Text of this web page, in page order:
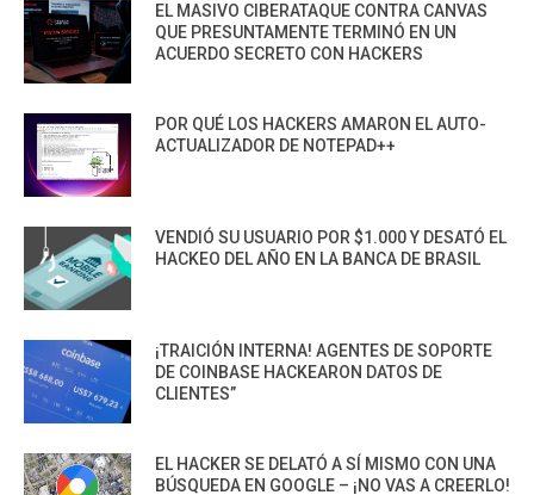
EL MASIVO CIBERATAQUE CONTRA CANVAS
QUE PRESUNTAMENTE TERMINÓ EN UN
ACUERDO SECRETO CON HACKERS
POR QUÉ LOS HACKERS AMARON EL AUTO-
ACTUALIZADOR DE NOTEPAD++
VENDIÓ SU USUARIO POR $1.000 Y DESATÓ EL
HACKEO DEL AÑO EN LA BANCA DE BRASIL
¡TRAICIÓN INTERNA! AGENTES DE SOPORTE
DE COINBASE HACKEARON DATOS DE
CLIENTES”
EL HACKER SE DELATÓ A SÍ MISMO CON UNA
BÚSQUEDA EN GOOGLE – ¡NO VAS A CREERLO!